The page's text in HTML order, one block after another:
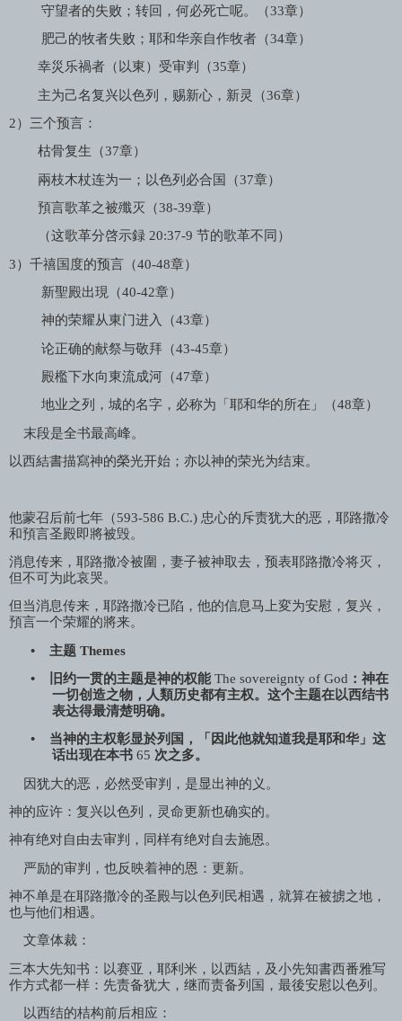
守望者的失败；转回，何必死亡呢。（33章）
肥己的牧者失败；耶和华亲自作牧者（34章）
幸災乐禍者（以東）受审判（35章）
主为己名复兴以色列，赐新心，新灵（36章）
2）三个预言：
枯骨复生（37章）
兩枝木杖连为一；以色列必合国（37章）
預言歌革之被殲灭（38-39章）
（这歌革分啓示録 20:37-9 节的歌革不同）
3）千禧国度的预言（40-48章）
新聖殿出現（40-42章）
神的荣耀从東门进入（43章）
论正确的献祭与敬拜（43-45章）
殿檻下水向東流成河（47章）
地业之列，城的名字，必称为「耶和华的所在」（48章）
末段是全书最高峰。
以西結書描寫神的榮光开始；亦以神的荣光为结束。
他蒙召后前七年（593-586 B.C.) 忠心的斥责犹大的恶，耶路撒冷
和預言圣殿即將被毁。
消息传来，耶路撒冷被圍，妻子被神取去，预表耶路撒冷将灭，
但不可为此哀哭。
但当消息传来，耶路撒冷已陷，他的信息马上変为安慰，复兴，
預言一个荣耀的將来。
•
主题 Themes
•
旧约一贯的主题是神的权能 The sovereignty of God ：神在
一切创造之物，人類历史都有主权。这个主题在以西结书
表达得最清楚明确。
•
当神的主权彰显於列国，「因此他就知道我是耶和华」这
话出现在本书 65 次之多。
因犹大的恶，必然受审判，是显出神的义。
神的应许：复兴以色列，灵命更新也确实的。
神有绝对自由去审判，同样有绝对自去施恩。
严励的审判，也反映着神的恩：更新。
神不单是在耶路撒冷的圣殿与以色列民相遇，就算在被掳之地，
也与他们相遇。
文章体裁：
三本大先知书：以赛亚，耶利米，以西結，及小先知書西番雅写
作方式都一样：先责备犹大，继而责备列国，最後安慰以色列。
以西结的桔构前后相应：